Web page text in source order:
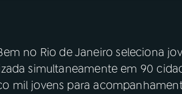
no Rio de Janeiro seleciona
simultaneamente em 90
mil jovens para